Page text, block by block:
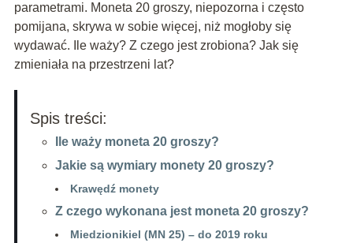
parametrami. Moneta 20 groszy, niepozorna i często
pomijana, skrywa w sobie więcej, niż mogłoby się
wydawać. Ile waży? Z czego jest zrobiona? Jak się
zmieniała na przestrzeni lat?
Spis treści:
Ile waży moneta 20 groszy?
Jakie są wymiary monety 20 groszy?
Krawędź monety
Z czego wykonana jest moneta 20 groszy?
Miedzionikiel (MN 25) – do 2019 roku